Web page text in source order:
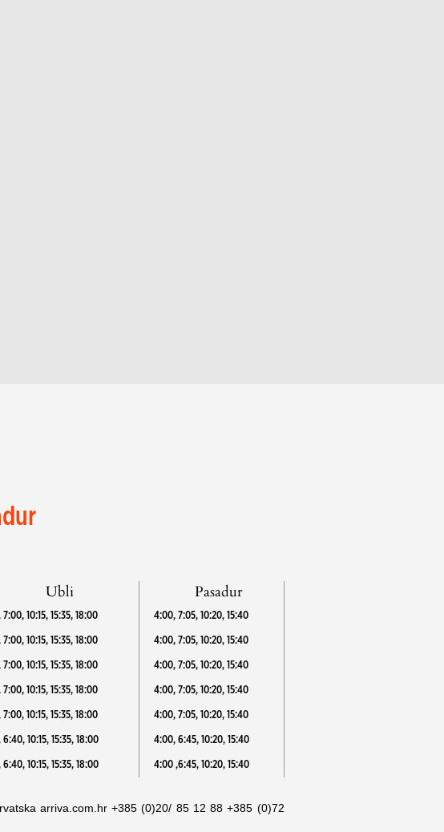
Ubli Pasadur
7:00, 10:15, 15:35, 18:00 4:00, 7:05, 10:20, 15:40
7:00, 10:15, 15:35, 18:00 4:00, 7:05, 10:20, 15:40
7:00, 10:15, 15:35, 18:00 4:00, 7:05, 10:20, 15:40
7:00, 10:15, 15:35, 18:00 4:00, 7:05, 10:20, 15:40
7:00, 10:15, 15:35, 18:00 4:00, 7:05, 10:20, 15:40
6:40, 10:15, 15:35, 18:00 4:00, 6:45, 10:20, 15:40
6:40, 10:15, 15:35, 18:00 4:00 ,6:45, 10:20, 15:40
arriva.com.hr +385 (0)20/ 85 12 88 +385 (0)72